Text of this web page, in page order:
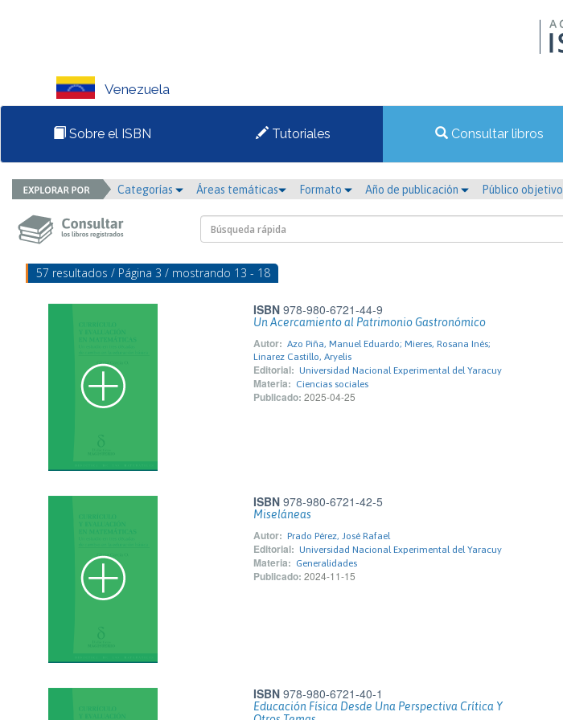
Venezuela
Sobre el ISBN Tutoriales Consultar libros
Categorías Áreas temáticas Formato Año de publicación Público objetivo
57 resultados / Página 3 / mostrando 13 - 18
ISBN 978-980-6721-44-9
Un Acercamiento al Patrimonio Gastronómico
Autor: Azo Piña, Manuel Eduardo; Mieres, Rosana Inés;
Linarez Castillo, Aryelis
Editorial: Universidad Nacional Experimental del Yaracuy
Materia: Ciencias sociales
Publicado: 2025-04-25
ISBN 978-980-6721-42-5
Miseláneas
Autor: Prado Pérez, José Rafael
Editorial: Universidad Nacional Experimental del Yaracuy
Materia: Generalidades
Publicado: 2024-11-15
ISBN 978-980-6721-40-1
Educación Física Desde Una Perspectiva Crítica Y